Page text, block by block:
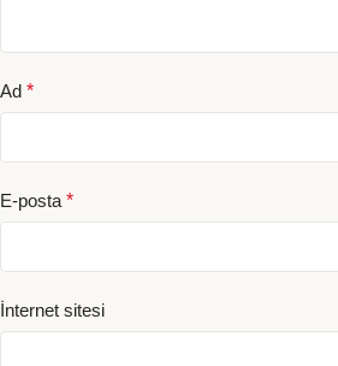
Ad *
E-posta *
İnternet sitesi